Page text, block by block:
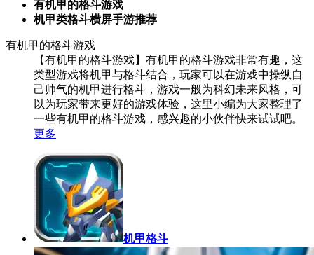
有机甲的格斗游戏
机甲类格斗横屏手游推荐
有机甲的格斗游戏
【有机甲的格斗游戏】有机甲的格斗游戏非常有趣，这
类型游戏将机甲与格斗结合，玩家可以在游戏中操纵自
己帅气的机甲进行格斗，游戏一般为科幻未来风格，可
以为玩家带来更好的游戏体验，这里小编为大家整理了
一些有机甲的格斗游戏，感兴趣的小伙伴快来试试吧。
更多
机甲格斗